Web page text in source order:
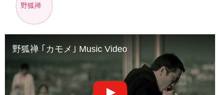
野狐禅
野狐禅 ｢カモメ｣ Music Video